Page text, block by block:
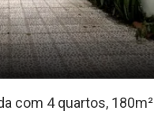
com 4 quartos, 180m²